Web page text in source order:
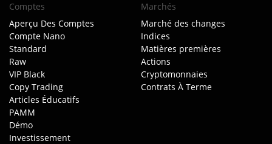
Comptes
Aperçu Des Comptes
Compte Nano
Standard
Raw
VIP Black
Copy Trading
Articles Éducatifs
PAMM
Démo
Investissement
Marchés
Marché des changes
Indices
Matières premières
Actions
Cryptomonnaies
Contrats À Terme